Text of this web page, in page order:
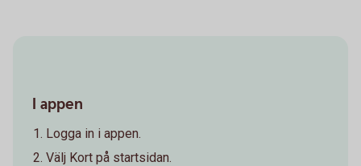
I appen
Logga in i appen.
Välj Kort på startsidan.